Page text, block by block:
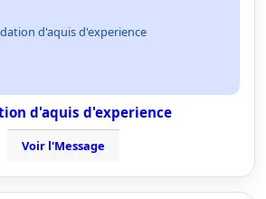
d'aquis d'experience
d'aquis d'experience
Voir l'Message